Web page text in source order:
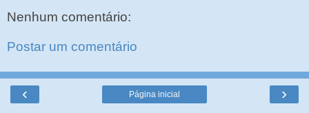
Nenhum comentário:
Postar um comentário
‹ ›
Página inicial